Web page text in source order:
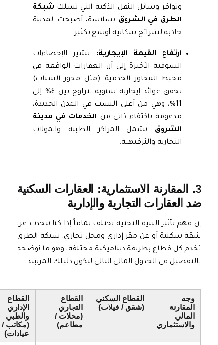
وتوافر وسائل النقل الذكية التي تسلكشبكة
الطرق في الشروقبسلاسة، أصبحت المدينة
جاذبة لشرائح سكانية أوسع بكثير.
ارتفاع القيمة الإيجارية:تشير الإحصاءات
السوقية الأخيرة إلى أن العقارات الواقعة في
محيط المحاور الخدمية (مثل محور الشباب)
تحقق عوائد إيجارية سنوية تتراوح بين 8% إلى
11%، وهي من أعلى النسب في المدن الجديدة،
مدعومة باكتفاء ذاتي من الخدمات في مدينة
الشروقتشمل المراكز الطبية والمولات
التجارية والترفيهية.
3. المقارنة الاستثمارية: العقارات السكنية
ضد العقارات التجارية والإدارية
إن فهم تأثير البنية التحتية يختلف تماماً إذا كنا نتحدث عن
شقة سكنية أو عن مقر إداري ومحل تجاري. شبكة الطرق
تخدم كل قطاع بطريقة ديناميكية مختلفة، وهو ما نوضحه
بالتفصيل في الجدول المالي التالي ليكون دليلك المرشِد:
المقارنة
المالي
والاستثماري
القطاع السكني
(شقق / فيلات)
القطاع
التجاري
(محلات /
مطاعم)
القطاع
الإداري
والطبي
(مكاتب /
عيادات)